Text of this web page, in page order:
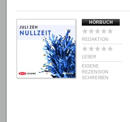
HÖRBUCH
REDAKTION
LESER
EIGENE
REZENSION
SCHREIBEN